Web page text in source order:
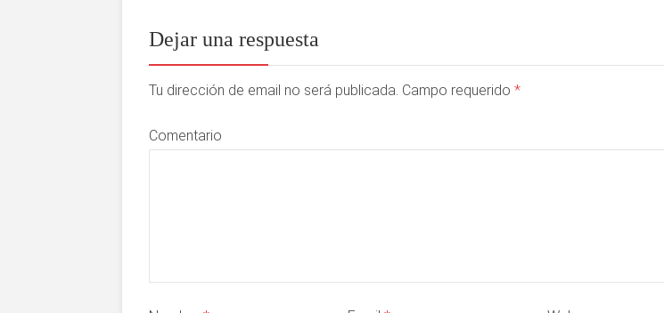
Dejar una respuesta
Tu dirección de email no será publicada. Campo requerido *
Comentario